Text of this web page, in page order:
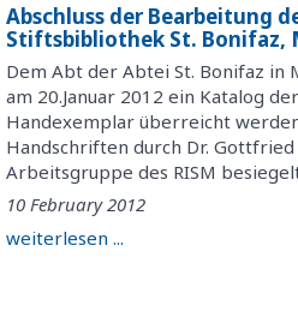
Abschluss der Bearbeitung
Stiftsbibliothek St. Bonifaz,
Dem Abt der Abtei St. Bonifaz in
am 20.Januar 2012 ein Katalog
Handexemplar überreicht
Handschriften durch Dr.
Arbeitsgruppe des RISM
10 February 2012
weiterlesen ...